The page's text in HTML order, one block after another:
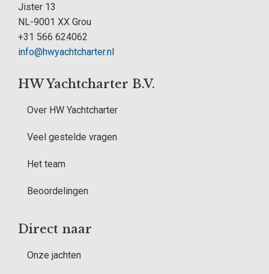
Jister 13
NL-9001 XX Grou
+31 566 624062
info@hwyachtcharter.nl
HW Yachtcharter B.V.
Over HW Yachtcharter
Veel gestelde vragen
Het team
Beoordelingen
Direct naar
Onze jachten